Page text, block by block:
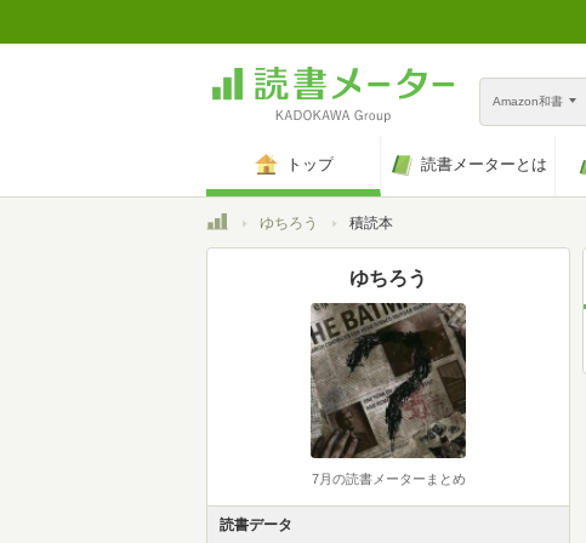
Amazon和書
トップ 読書メーターとは
トップゆちろう 積読本
ゆちろう
7月の読書メーターまとめ
読書データ